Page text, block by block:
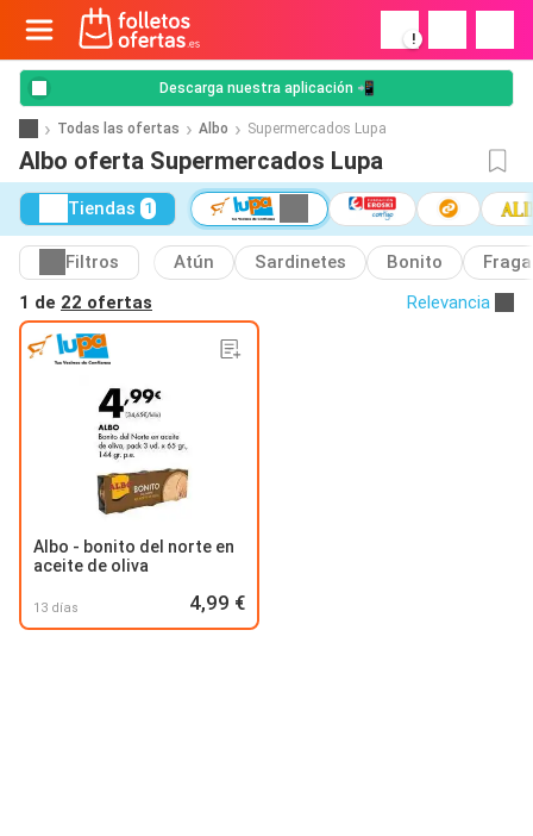
!
Descarga nuestra aplicación 📲
Todas las ofertas Albo Supermercados Lupa
Albo oferta Supermercados Lupa
Tiendas 1
Filtros Atún Sardinetes Bonito
1 de 22 ofertas Relevancia
Albo - bonito del norte en
aceite de oliva
13 días 4,99 €